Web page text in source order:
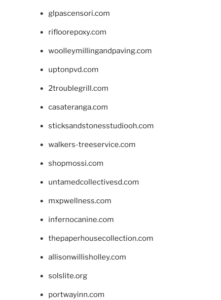
glpascensori.com
rifloorepoxy.com
woolleymillingandpaving.com
uptonpvd.com
2troublegrill.com
casateranga.com
sticksandstonesstudiooh.com
walkers-treeservice.com
shopmossi.com
untamedcollectivesd.com
mxpwellness.com
infernocanine.com
thepaperhousecollection.com
allisonwillisholley.com
solslite.org
portwayinn.com